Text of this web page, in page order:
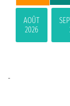
AOÛT
2026
-